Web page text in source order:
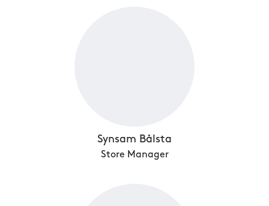
Synsam Bålsta
Store Manager